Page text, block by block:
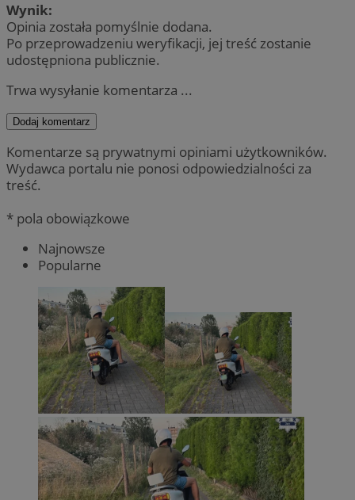
Wynik:
Opinia została pomyślnie dodana.
Po przeprowadzeniu weryfikacji, jej treść zostanie
udostępniona publicznie.
Trwa wysyłanie komentarza ...
Dodaj komentarz
Komentarze są prywatnymi opiniami użytkowników.
Wydawca portalu nie ponosi odpowiedzialności za
treść.
* pola obowiązkowe
Najnowsze
Popularne